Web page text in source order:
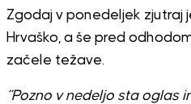
Zgodaj v ponedeljek zjutraj
Hrvaško, a še pred
začele težave.
“Pozno v nedeljo sta oglas